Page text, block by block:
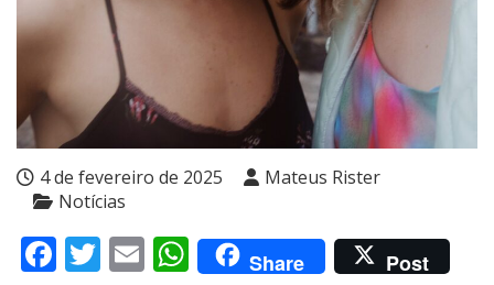
4 de fevereiro de 2025
Mateus Rister
Notícias
Facebook
Twitter
EmailWhatsApp
Share Post